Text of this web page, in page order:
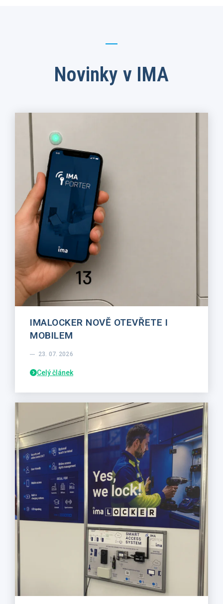
Novinky v IMA
IMALOCKER NOVĚ OTEVŘETE I
MOBILEM
23. 07. 2026
Celý článek